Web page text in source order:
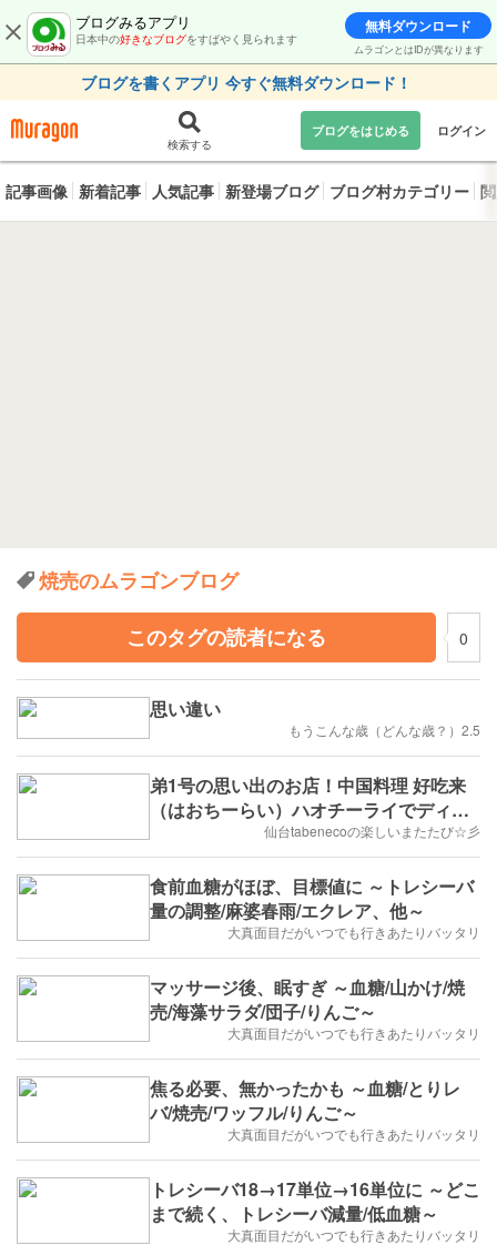
ブログみるアプリ
日本中の好きなブログをすばやく見られます
無料ダウンロード
ムラゴンとはIDが異なります
ブログを書くアプリ 今すぐ無料ダウンロード！
検索する
ブログをはじめる ログイン
記事画像 新着記事 人気記事 新登場ブログ ブログ村カテゴリー
焼売のムラゴンブログ
このタグの読者になる
0
思い違い
もうこんな歳（どんな歳？）2.5
弟1号の思い出のお店！中国料理 好吃来
（はおちーらい）ハオチーライでディナ
ー食べてきたじょ(๑ÒωÓ๑)仙台tabenecoの楽しいまたたび☆彡
食前血糖がほぼ、目標値に ～トレシーバ
量の調整/麻婆春雨/エクレア、他～
大真面目だがいつでも行きあたりバッタリ
マッサージ後、眠すぎ ～血糖/山かけ/焼
売/海藻サラダ/団子/りんご～
大真面目だがいつでも行きあたりバッタリ
焦る必要、無かったかも ～血糖/とりレ
バ/焼売/ワッフル/りんご～
大真面目だがいつでも行きあたりバッタリ
トレシーバ18→17単位→16単位に ～どこ
まで続く、トレシーバ減量/低血糖～
大真面目だがいつでも行きあたりバッタリ